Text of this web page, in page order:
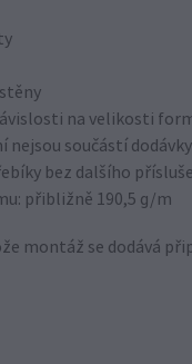
na velikosti
nejsou součástí dodávky
bez dalšího
přibližně 190,5 g/m
montáž se dodává